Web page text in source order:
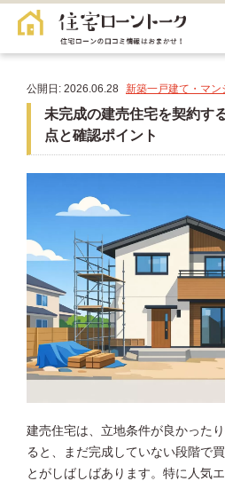
公開日: 2026.06.28 新築一戸建て・マン
未完成の建売住宅を契約す
点と確認ポイント
建売住宅は、立地条件が良かった
ると、まだ完成していない段階で
とがしばしばあります。特に人気